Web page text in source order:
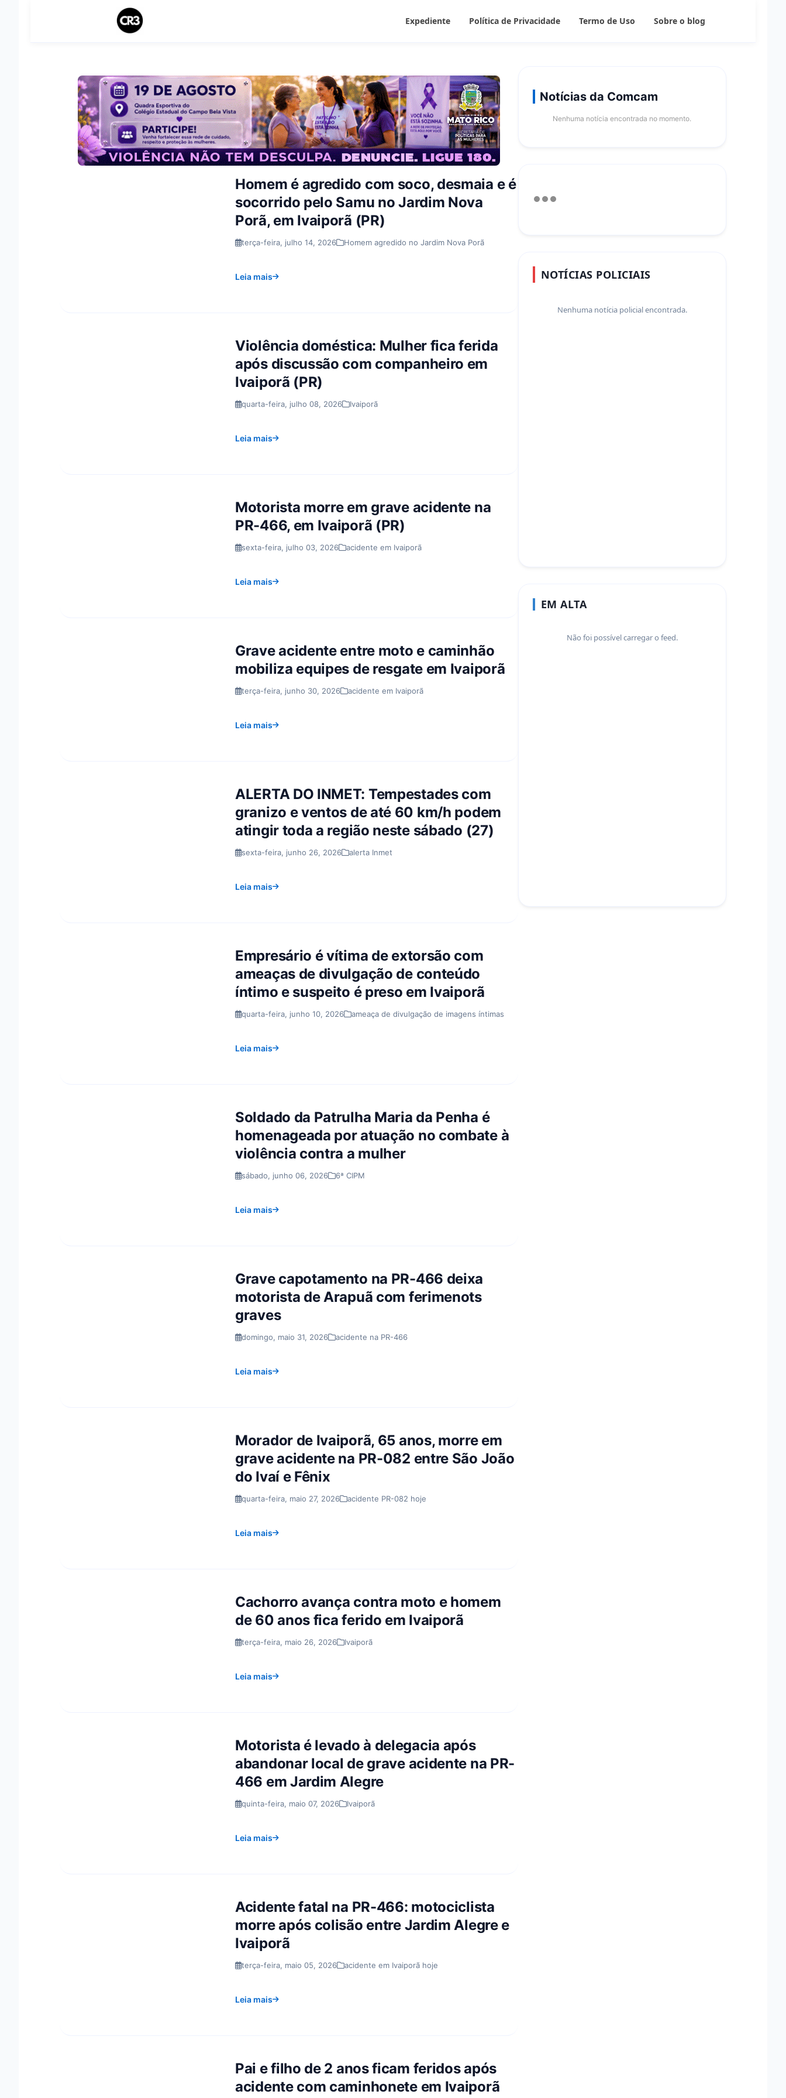
Expediente Política de Privacidade Termo de Uso Sobre o blog
Homem é agredido com soco, desmaia e é
socorrido pelo Samu no Jardim Nova
Porã, em Ivaiporã (PR)
terça-feira, julho 14, 2026 Homem agredido no Jardim Nova Porã
Leia mais
Violência doméstica: Mulher fica ferida
após discussão com companheiro em
Ivaiporã (PR)
quarta-feira, julho 08, 2026 Ivaiporã
Leia mais
Motorista morre em grave acidente na
PR-466, em Ivaiporã (PR)
sexta-feira, julho 03, 2026 acidente em Ivaiporã
Leia mais
Grave acidente entre moto e caminhão
mobiliza equipes de resgate em Ivaiporã
terça-feira, junho 30, 2026 acidente em Ivaiporã
Leia mais
ALERTA DO INMET: Tempestades com
granizo e ventos de até 60 km/h podem
atingir toda a região neste sábado (27)
sexta-feira, junho 26, 2026 alerta Inmet
Leia mais
Empresário é vítima de extorsão com
ameaças de divulgação de conteúdo
íntimo e suspeito é preso em Ivaiporã
quarta-feira, junho 10, 2026 ameaça de divulgação de imagens íntimas
Leia mais
Soldado da Patrulha Maria da Penha é
homenageada por atuação no combate à
violência contra a mulher
sábado, junho 06, 2026 6ª CIPM
Leia mais
Grave capotamento na PR-466 deixa
motorista de Arapuã com ferimenots
graves
domingo, maio 31, 2026 acidente na PR-466
Leia mais
Morador de Ivaiporã, 65 anos, morre em
grave acidente na PR-082 entre São João
do Ivaí e Fênix
quarta-feira, maio 27, 2026 acidente PR-082 hoje
Leia mais
Cachorro avança contra moto e homem
de 60 anos fica ferido em Ivaiporã
terça-feira, maio 26, 2026 Ivaiporã
Leia mais
Motorista é levado à delegacia após
abandonar local de grave acidente na PR-
466 em Jardim Alegre
quinta-feira, maio 07, 2026 Ivaiporã
Leia mais
Acidente fatal na PR-466: motociclista
morre após colisão entre Jardim Alegre e
Ivaiporã
terça-feira, maio 05, 2026 acidente em Ivaiporã hoje
Leia mais
Pai e filho de 2 anos ficam feridos após
acidente com caminhonete em Ivaiporã
Notícias da Comcam
Nenhuma notícia encontrada no momento.
NOTÍCIAS POLICIAIS
Nenhuma notícia policial encontrada.
EM ALTA
Não foi possível carregar o feed.